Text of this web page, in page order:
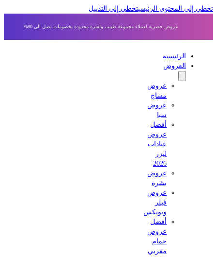
إلى المحتوى الرئيسي تخطي إلى التذييل
عروض حصرية لعملاء مجموعة طبيب ولفترة محدودة بخصومات تصل الى 80%
الرئيسية
العروض
عروض
مساج
عروض
أفضل
عروض
عيادات
عروض
بشرة
عروض
وبوتكس
أفضل
عروض
حمام
مغربي